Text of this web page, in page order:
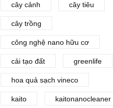
cây cảnh cây tiêu
cây trồng
công nghệ nano hữu cơ
cải tạo đất greenlife
hoa quả sạch vineco
kaito kaitonanocleaner